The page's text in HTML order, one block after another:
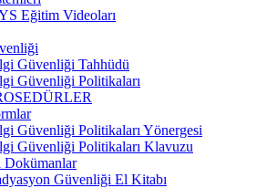
Eğitim Videoları
Güvenliği Tahhüdü
Güvenliği Politikaları
Güvenliği Politikaları Yönergesi
Güvenliği Politikaları Klavuzu
Dokümanlar
Güvenliği El Kitabı